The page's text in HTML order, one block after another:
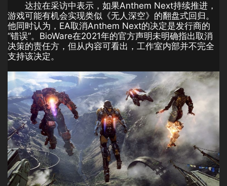
达拉在采访中表示，如果Anthem Next持续推进，
游戏可能有机会实现类似《无人深空》的翻盘式回归。
他同时认为，EA取消Anthem Next的决定是发行商的
“错误”。BioWare在2021年的官方声明未明确指出取消
决策的责任方，但从内容可看出，工作室内部并不完全
支持该决定。